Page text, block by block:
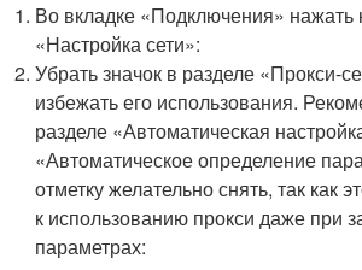
Во вкладке «Подключения» нажать
«Настройка сети»:
Убрать значок в разделе «Прокси-
избежать его использования.
разделе «Автоматическая
«Автоматическое определение
отметку желательно снять, так как
к использованию прокси даже при
параметрах: